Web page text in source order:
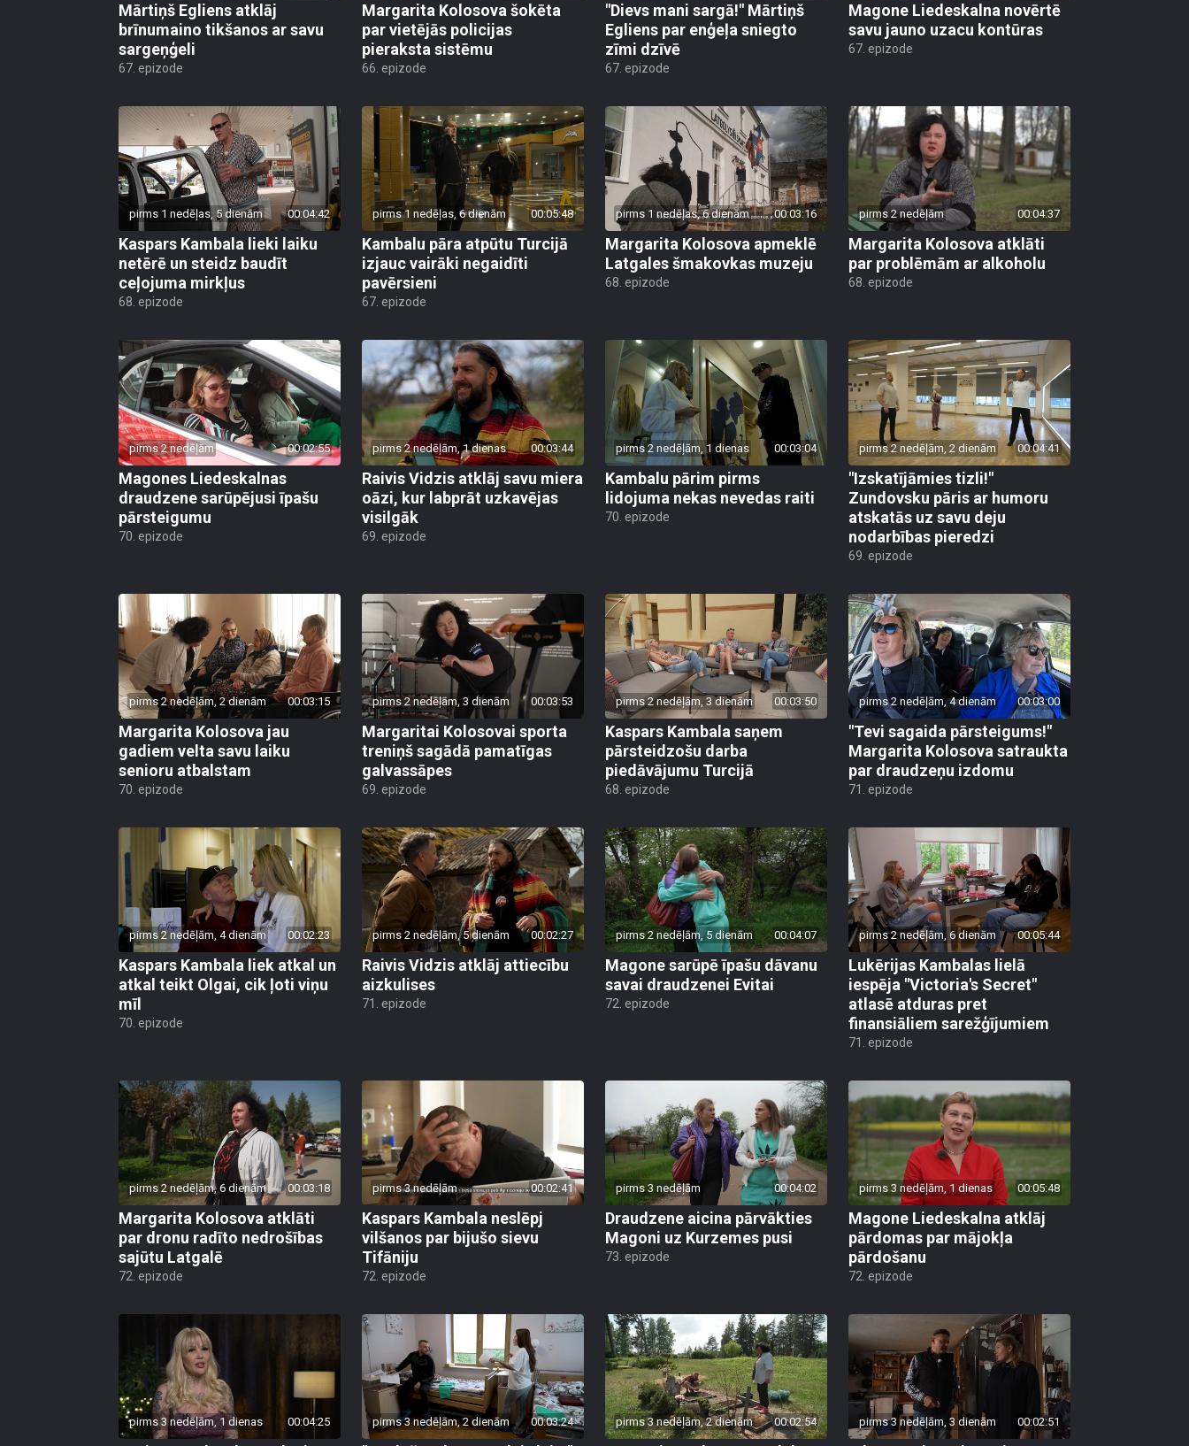
Mārtiņš Egliens atklāj
brīnumaino tikšanos ar savu
sargeņģeli
67. epizode
Margarita Kolosova šokēta
par vietējās policijas
pieraksta sistēmu
66. epizode
"Dievs mani sargā!" Mārtiņš
Egliens par enģeļa sniegto
zīmi dzīvē
67. epizode
Magone Liedeskalna novērtē
savu jauno uzacu kontūras
67. epizode
pirms 1 nedēļas, 5 dienām 00:04:42
Kaspars Kambala lieki laiku
netērē un steidz baudīt
ceļojuma mirkļus
68. epizode
pirms 1 nedēļas, 6 dienām 00:05:48
Kambalu pāra atpūtu Turcijā
izjauc vairāki negaidīti
pavērsieni
67. epizode
pirms 1 nedēļas, 6 dienām 00:03:16
Margarita Kolosova apmeklē
Latgales šmakovkas muzeju
68. epizode
pirms 2 nedēļām 00:04:37
Margarita Kolosova atklāti
par problēmām ar alkoholu
68. epizode
pirms 2 nedēļām 00:02:55
Magones Liedeskalnas
draudzene sarūpējusi īpašu
pārsteigumu
70. epizode
pirms 2 nedēļām, 1 dienas 00:03:44
Raivis Vidzis atklāj savu miera
oāzi, kur labprāt uzkavējas
visilgāk
69. epizode
pirms 2 nedēļām, 1 dienas 00:03:04
Kambalu pārim pirms
lidojuma nekas nevedas raiti
70. epizode
pirms 2 nedēļām, 2 dienām 00:04:41
"Izskatījāmies tizli!"
Zundovsku pāris ar humoru
atskatās uz savu deju
nodarbības pieredzi
69. epizode
pirms 2 nedēļām, 2 dienām 00:03:15
Margarita Kolosova jau
gadiem velta savu laiku
senioru atbalstam
70. epizode
pirms 2 nedēļām, 3 dienām 00:03:53
Margaritai Kolosovai sporta
treniņš sagādā pamatīgas
galvassāpes
69. epizode
pirms 2 nedēļām, 3 dienām 00:03:50
Kaspars Kambala saņem
pārsteidzošu darba
piedāvājumu Turcijā
68. epizode
pirms 2 nedēļām, 4 dienām 00:03:00
"Tevi sagaida pārsteigums!"
Margarita Kolosova satraukta
par draudzeņu izdomu
71. epizode
pirms 2 nedēļām, 4 dienām 00:02:23
Kaspars Kambala liek atkal un
atkal teikt Olgai, cik ļoti viņu
mīl
70. epizode
pirms 2 nedēļām, 5 dienām 00:02:27
Raivis Vidzis atklāj attiecību
aizkulises
71. epizode
pirms 2 nedēļām, 5 dienām 00:04:07
Magone sarūpē īpašu dāvanu
savai draudzenei Evitai
72. epizode
pirms 2 nedēļām, 6 dienām 00:05:44
Lukērijas Kambalas lielā
iespēja "Victoria's Secret"
atlasē atduras pret
finansiāliem sarežģījumiem
71. epizode
pirms 2 nedēļām, 6 dienām 00:03:18
Margarita Kolosova atklāti
par dronu radīto nedrošības
sajūtu Latgalē
72. epizode
pirms 3 nedēļām 00:02:41
Kaspars Kambala neslēpj
vilšanos par bijušo sievu
Tifāniju
72. epizode
pirms 3 nedēļām 00:04:02
Draudzene aicina pārvākties
Magoni uz Kurzemes pusi
73. epizode
pirms 3 nedēļām, 1 dienas 00:05:48
Magone Liedeskalna atklāj
pārdomas par mājokļa
pārdošanu
72. epizode
pirms 3 nedēļām, 1 dienas 00:04:25 pirms 3 nedēļām, 2 dienām 00:03:24 pirms 3 nedēļām, 2 dienām 00:02:54 pirms 3 nedēļām, 3 dienām 00:02:51